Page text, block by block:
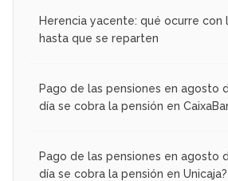
Herencia yacente: qué ocurre con
hasta que se reparten
Pago de las pensiones en agosto
día se cobra la pensión en
Pago de las pensiones en agosto
día se cobra la pensión en Unicaja?